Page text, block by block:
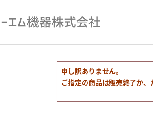
申し訳ありません。
ご指定の商品は販売終了か